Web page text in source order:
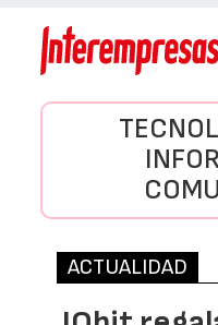
ACTUALIDAD